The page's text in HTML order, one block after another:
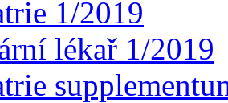
1/2019
lékař 1/2019